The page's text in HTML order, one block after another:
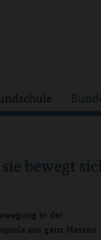
bewegt
in der
aus ganz Hessen